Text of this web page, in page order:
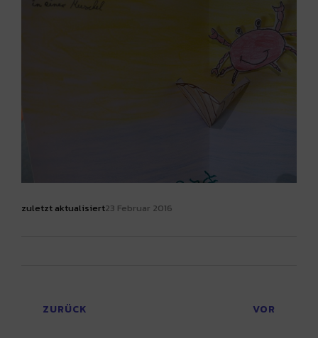
zuletzt aktualisiert23 Februar 2016
ZURÜCK VOR